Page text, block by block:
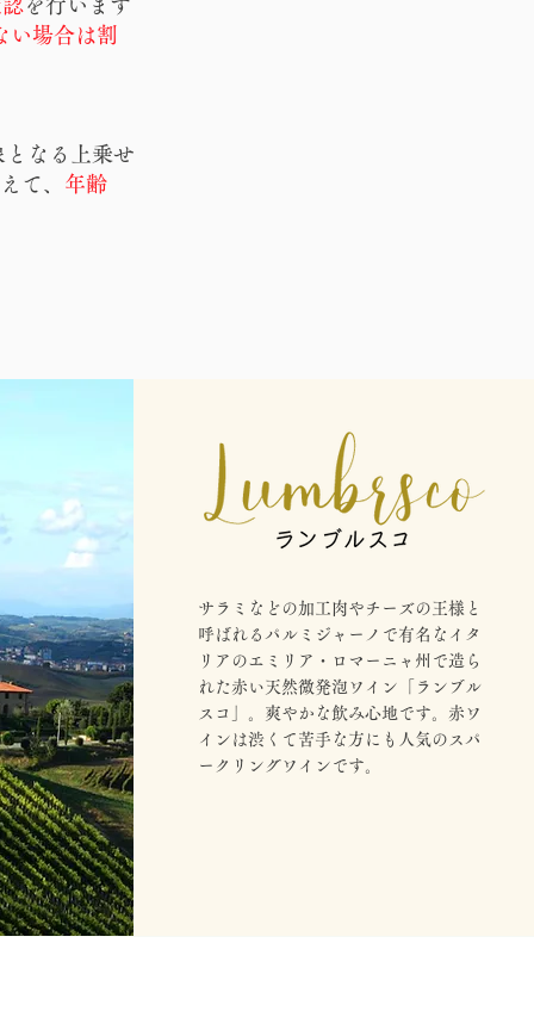
を行います
い場合は割
なる上乗せ
て、 年齢
サラミなどの加工肉やチーズの王様と
呼ばれるパルミジャーノで有名なイタ
リアのエミリア・ロマーニャ州で造ら
れた赤い天然微発泡ワイン「ランブル
スコ」。爽やかな飲み心地です。赤ワ
インは渋くて苦手な方にも人気のスパ
ークリングワインです。